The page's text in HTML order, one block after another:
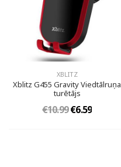
XBLITZ
Xblitz G455 Gravity Viedtālruņa
turētājs
€10.99€6.59